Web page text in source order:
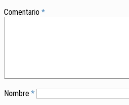
Comentario *
Nombre *